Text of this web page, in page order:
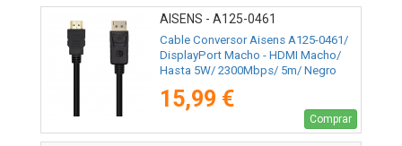
AISENS - A125-0461
Cable Conversor Aisens A125-0461/
DisplayPort Macho - HDMI Macho/
Hasta 5W/ 2300Mbps/ 5m/ Negro
15,99 €
Comprar